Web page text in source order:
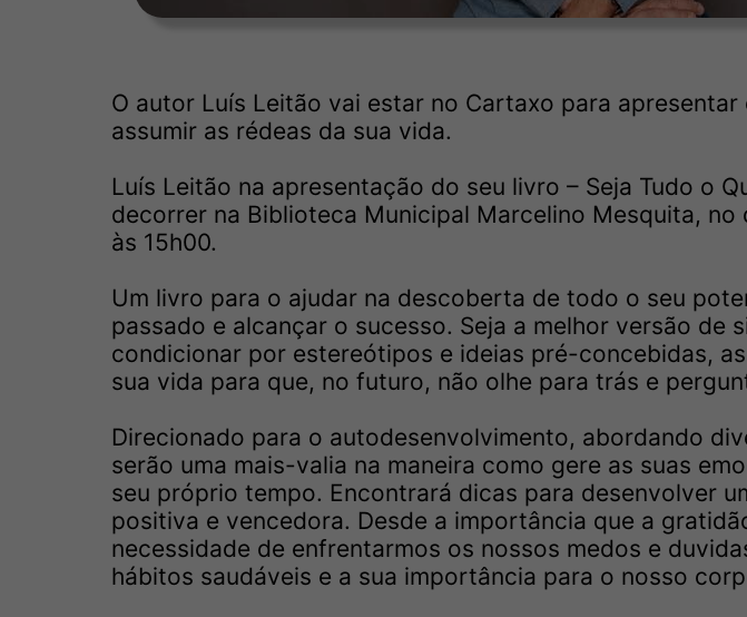
O autor Luís Leitão vai estar no Cartaxo para
assumir as rédeas da sua vida.
Luís Leitão na apresentação do seu livro – Seja Tudo o
decorrer na Biblioteca Municipal Marcelino Mesquita, no
às 15h00.
Um livro para o ajudar na descoberta de todo o seu
passado e alcançar o sucesso. Seja a melhor versão de
condicionar por estereótipos e ideias pré-concebidas,
sua vida para que, no futuro, não olhe para trás e
Direcionado para o autodesenvolvimento, abordando
serão uma mais-valia na maneira como gere as suas
seu próprio tempo. Encontrará dicas para desenvolver
positiva e vencedora. Desde a importância que a
necessidade de enfrentarmos os nossos medos e
hábitos saudáveis e a sua importância para o nosso